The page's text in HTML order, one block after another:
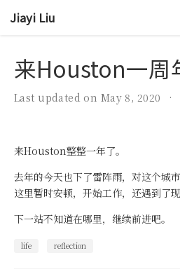
Jiayi Liu
来Houston一周
Last updated on May 8, 2020
来Houston整整一年了。
去年的今天也下了雷阵雨，对这个城
这里暂时安顿，开始工作，还遇到了现
下一站不知道在哪里，继续前进吧。
life reflection